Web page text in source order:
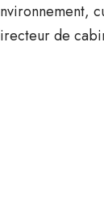
de